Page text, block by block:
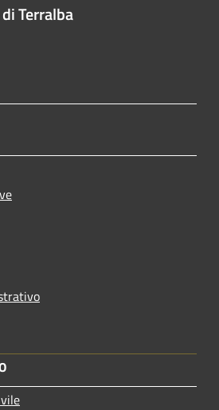
Terralba